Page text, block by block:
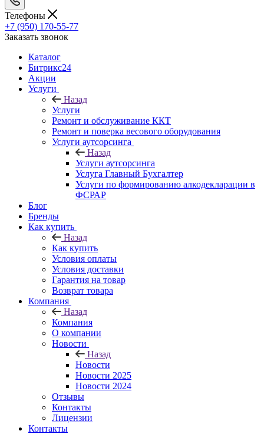
Телефоны
+7 (950) 170-55-77
Заказать звонок
Каталог
Битрикс24
Акции
Услуги
Назад
Услуги
Ремонт и обслуживание ККТ
Ремонт и поверка весового оборудования
Услуги аутсорсинга
Назад
Услуги аутсорсинга
Услуга Главный Бухгалтер
Услуги по формированию алкодекларации в
ФСРАР
Блог
Бренды
Как купить
Назад
Как купить
Условия оплаты
Условия доставки
Гарантия на товар
Возврат товара
Компания
Назад
Компания
О компании
Новости
Назад
Новости
Новости 2025
Новости 2024
Отзывы
Контакты
Лицензии
Контакты